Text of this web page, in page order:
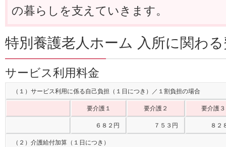
の暮らしを支えていきます。
特別養護老人ホーム 入所に関わ
サービス利用料金
（１）サービス利用に係る自己負担（１日につき）／１割負担の場合
要介護１ 要介護２ 要介護３
６８２円 ７５３円 ８２
（２）介護給付加算（１日につき）